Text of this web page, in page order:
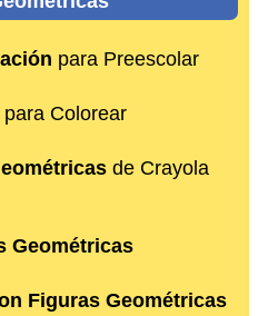
para Preescolar
para Colorear
de Crayola
Geométricas
Figuras Geométricas